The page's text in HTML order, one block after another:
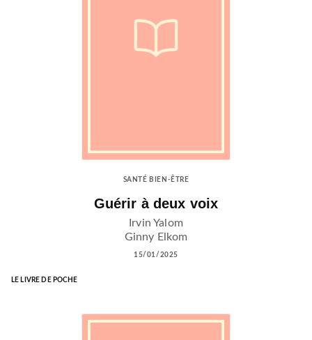
SANTÉ BIEN-ÊTRE
Guérir à deux voix
Irvin Yalom
Ginny Elkom
15/01/2025
LE LIVRE DE POCHE